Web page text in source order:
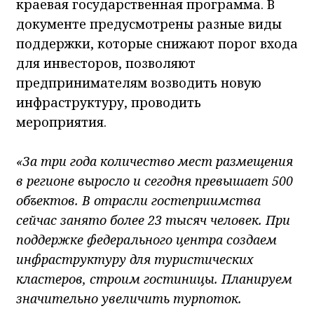
краевая государственная программа. В
документе предусмотрены разные виды
поддержки, которые снижают порог входа
для инвесторов, позволяют
предпринимателям возводить новую
инфраструктуру, проводить
мероприятия.
«За три года количество мест размещения
в регионе выросло и сегодня превышает 500
объектов. В отрасли гостеприимства
сейчас занято более 23 тысяч человек. При
поддержке федерального центра создаем
инфраструктуру для туристических
кластеров, строим гостиницы. Планируем
значительно увеличить турпоток.